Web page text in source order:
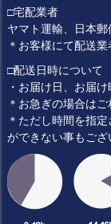
□宅配業者
ヤマト運輸、日本郵
＊お客様にて配送
□配送日時について
・お届け日、お届
＊お急ぎの場合はご
＊ただし時間を指
ができない事もござ